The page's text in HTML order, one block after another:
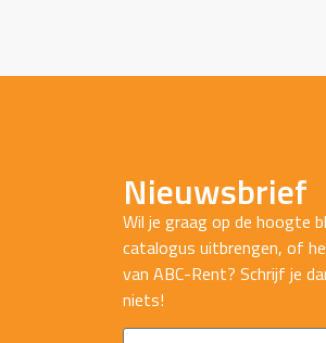
Nieuwsbrief
Wil je graag op de hoogte
catalogus uitbrengen, of
van ABC-Rent? Schrijf je
niets!